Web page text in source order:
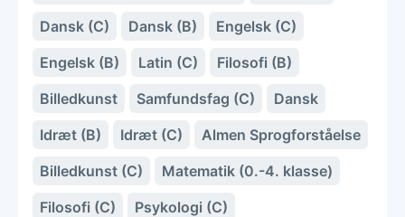
Dansk (C)
Dansk (B)
Engelsk (C)
Engelsk (B)
Latin (C)
Filosofi (B)
Billedkunst
Samfundsfag (C)
Dansk
Idræt (B)
Idræt (C)
Almen Sprogforståelse
Billedkunst (C)
Matematik (0.-4. klasse)
Filosofi (C)
Psykologi (C)